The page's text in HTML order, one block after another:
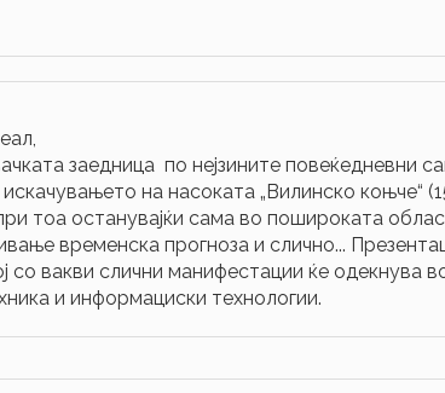
заедница по нејзините повеќедневни
на насоката „Вилинско коњче“
тоа останувајќи сама во пошироката
временска прогноза и слично...
вакви слични манифестации ќе одекнува
и информациски технологии.